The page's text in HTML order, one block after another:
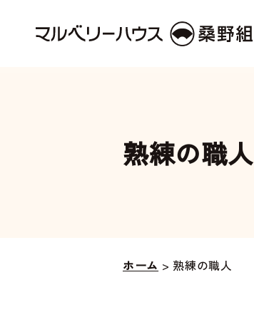
熟練の職人
ホーム > 熟練の職人